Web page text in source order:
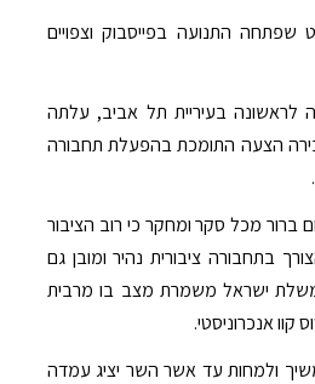
התנועה בפייסבוק וצפויים
לראשונה בעיריית תל אביב, עלתה
הצעה התומכת בהפעלת תחבורה
ברור מכל סקר ומחקר כי רוב הציבור
בתחבורה ציבורית נהיר ומובן גם
ישראל משמרת מצב בו מרבית
אנכרוניסטי.
ולמחות עד אשר השר יציג עמדה